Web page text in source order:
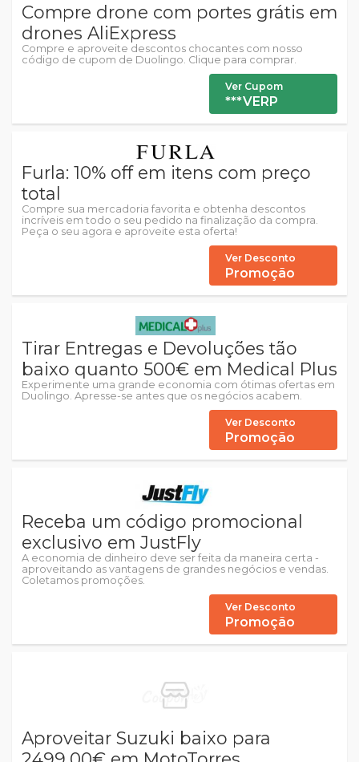
Compre drone com portes grátis em
drones AliExpress
Compre e aproveite descontos chocantes com nosso
código de cupom de Duolingo. Clique para comprar.
Ver Cupom
***VERP
Furla: 10% off em itens com preço
total
Compre sua mercadoria favorita e obtenha descontos
incríveis em todo o seu pedido na finalização da compra.
Peça o seu agora e aproveite esta oferta!
Ver Desconto
Promoção
Tirar Entregas e Devoluções tão
baixo quanto 500€ em Medical Plus
Experimente uma grande economia com ótimas ofertas em
Duolingo. Apresse-se antes que os negócios acabem.
Ver Desconto
Promoção
Receba um código promocional
exclusivo em JustFly
A economia de dinheiro deve ser feita da maneira certa -
aproveitando as vantagens de grandes negócios e vendas.
Coletamos promoções.
Ver Desconto
Promoção
Aproveitar Suzuki baixo para